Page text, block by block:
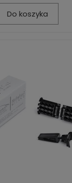
Do koszyka